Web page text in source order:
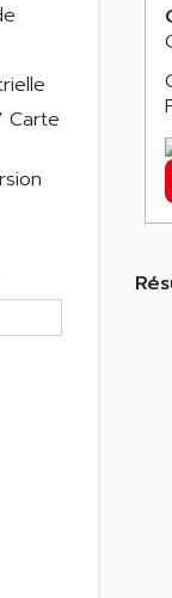
Carte